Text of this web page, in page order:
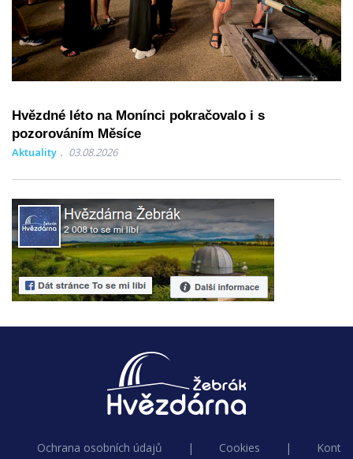
Hvězdné léto na Monínci pokračovalo i s
pozorováním Měsíce
Aktuality 03.08.2026
Ochrana osobních údajů | Cookies |